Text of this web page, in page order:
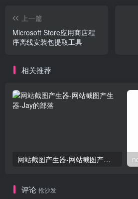
上一篇
Microsoft Store应用商店程
序离线安装包提取工具
相关推荐
网站截图产生器-网站截图产生器
评论 抢沙发